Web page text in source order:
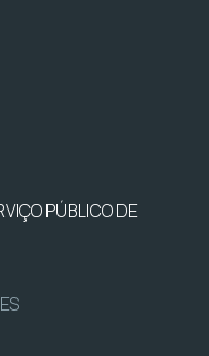
PÚBLICO DE